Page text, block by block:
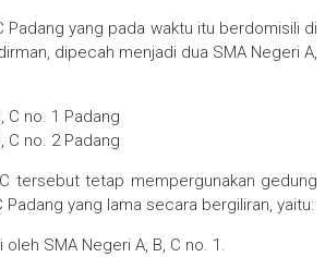
Padang yang pada waktu itu berdomisili di
dipecah menjadi dua SMA Negeri A,
C no. 1 Padang
C no. 2 Padang
tersebut tetap mempergunakan gedung
Padang yang lama secara bergiliran, yaitu:
oleh SMA Negeri A, B, C no. 1.